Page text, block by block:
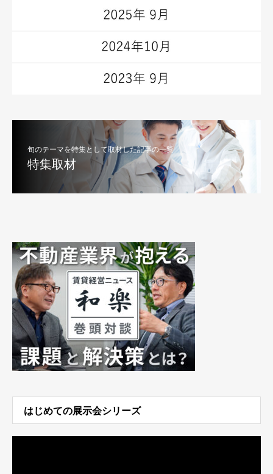
旬のテーマを特集として取材した記事の一覧
特集取材
はじめての展示会シリーズ